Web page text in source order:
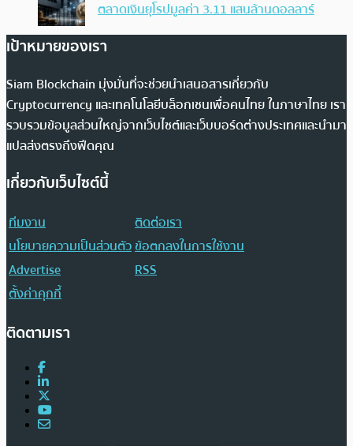
ตลาดเงินยุโรปมูลค่า 3.11 แสนล้านดอลลาร์
เป้าหมายของเรา
Siam Blockchain มุ่งมั่นที่จะช่วยนำเสนอสารเกี่ยวกับ
Cryptocurrency และเทคโนโลยีบล็อกเชนเพื่อคนไทย ในภาษาไทย เรา
รวบรวมข้อมูลส่วนใหญ่จากเว็บไซต์และเว็บบอร์ดต่างประเทศและนำมา
แปลส่งตรงถึงฟีดคุณ
เกี่ยวกับเว็บไซต์นี้
ทีมงาน
ติดต่อเรา
นโยบายความเป็นส่วนตัวข้อตกลงในการใช้งาน
Advertise
RSS
ตั้งค่าคุกกี้
ติดตามเรา